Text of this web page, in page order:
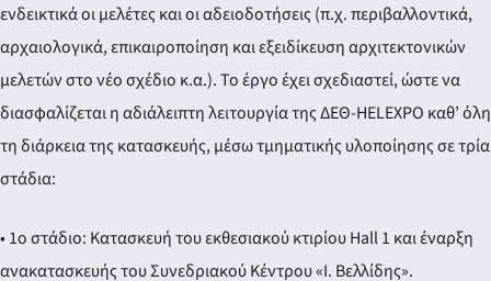
ενδεικτικά οι μελέτες και οι αδειοδοτήσεις (π.χ. περιβαλλοντικά,
αρχαιολογικά, επικαιροποίηση και εξειδίκευση αρχιτεκτονικών
μελετών στο νέο σχέδιο κ.α.). Το έργο έχει σχεδιαστεί, ώστε να
διασφαλίζεται η αδιάλειπτη λειτουργία της ΔΕΘ-HELEXPO καθ’ όλη
τη διάρκεια της κατασκευής, μέσω τμηματικής υλοποίησης σε τρία
στάδια:
• 1ο στάδιο: Κατασκευή του εκθεσιακού κτιρίου Hall 1 και έναρξη
ανακατασκευής του Συνεδριακού Κέντρου «Ι. Βελλίδης».